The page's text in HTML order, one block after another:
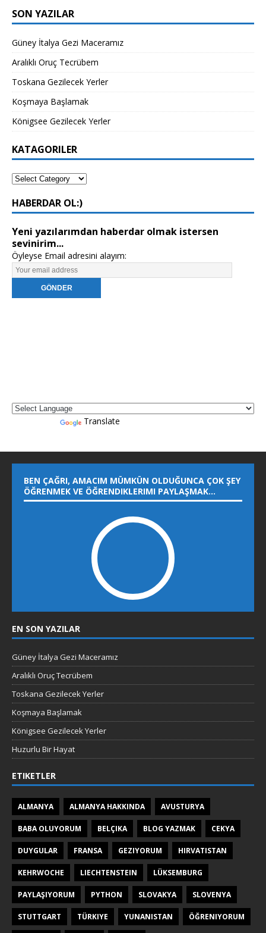
SON YAZILAR
Güney İtalya Gezi Maceramız
Aralıklı Oruç Tecrübem
Toskana Gezilecek Yerler
Koşmaya Başlamak
Königsee Gezilecek Yerler
KATAGORILER
HABERDAR OL:)
Yeni yazılarımdan haberdar olmak istersen
sevinirim...
Öyleyse Email adresini alayım:
Translate
BEN ÇAĞRI, AMACIM MÜMKÜN OLDUĞUNCA ÇOK ŞEY
ÖĞRENMEK VE ÖĞRENDIKLERIMI PAYLAŞMAK…
EN SON YAZILAR
Güney İtalya Gezi Maceramız
Aralıklı Oruç Tecrübem
Toskana Gezilecek Yerler
Koşmaya Başlamak
Königsee Gezilecek Yerler
Huzurlu Bir Hayat
ETIKETLER
ALMANYA ALMANYA HAKKINDA AVUSTURYA
BABA OLUYORUM BELÇIKA BLOG YAZMAK CEKYA
DUYGULAR FRANSA GEZIYORUM HIRVATISTAN
KEHRWOCHE LIECHTENSTEIN LÜKSEMBURG
PAYLAŞIYORUM PYTHON SLOVAKYA SLOVENYA
STUTTGART TÜRKIYE YUNANISTAN ÖĞRENIYORUM